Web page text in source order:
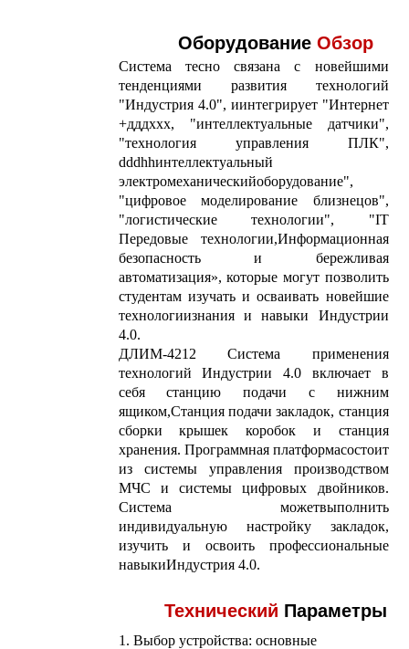
Оборудование Обзор
Система тесно связана с новейшими
тенденциями развития технологий
"Индустрия 4.0", иинтегрирует "Интернет
+дддххх, "интеллектуальные датчики",
"технология управления ПЛК",
dddhhинтеллектуальный
электромеханическийоборудование",
"цифровое моделирование близнецов",
"логистические технологии", "IT
Передовые технологии,Информационная
безопасность и бережливая
автоматизация», которые могут позволить
студентам изучать и осваивать новейшие
технологиизнания и навыки Индустрии
4.0.
ДЛИМ-4212 Система применения
технологий Индустрии 4.0 включает в
себя станцию ​​подачи с нижним
ящиком,Станция подачи закладок, станция
сборки крышек коробок и станция
хранения. Программная платформасостоит
из системы управления производством
МЧС и системы цифровых двойников.
Система можетвыполнить
индивидуальную настройку закладок,
изучить и освоить профессиональные
навыкиИндустрия 4.0.
Технический Параметры
1. Выбор устройства: основные